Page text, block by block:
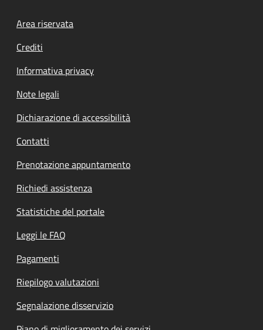
Footer menu
Area riservata
Crediti
Informativa privacy
Note legali
Dichiarazione di accessibilità
Contatti
Prenotazione appuntamento
Richiedi assistenza
Statistiche del portale
Leggi le FAQ
Pagamenti
Riepilogo valutazioni
Segnalazione disservizio